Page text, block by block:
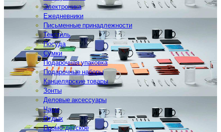
Электроника
Ежедневники
Письменные принадлежности
Текстиль
Посуда
Сумки
Подарочная упаковка
Подарочные наборы
Канцелярские товары
Зонты
Деловые аксессуары
Часы
Отдых
Промо-детское